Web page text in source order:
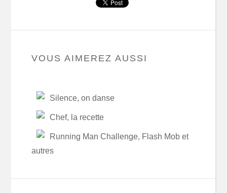
VOUS AIMEREZ AUSSI
Silence, on danse
Chef, la recette
Running Man Challenge, Flash Mob et
autres